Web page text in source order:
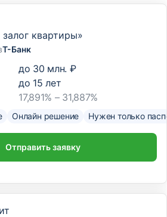
квартиры»
Т-Банк
до 30 млн. ₽
до 15 лет
17,891% – 31,887%
Онлайн решение Нужен только
Отправить заявку